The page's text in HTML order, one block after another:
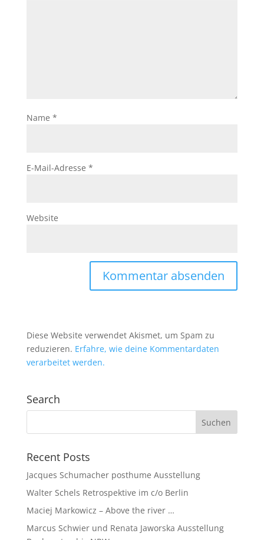
Name *
E-Mail-Adresse *
Website
Diese Website verwendet Akismet, um Spam zu
reduzieren. Erfahre, wie deine Kommentardaten
verarbeitet werden.
Search
Recent Posts
Jacques Schumacher posthume Ausstellung
Walter Schels Retrospektive im c/o Berlin
Maciej Markowicz – Above the river …
Marcus Schwier und Renata Jaworska Ausstellung